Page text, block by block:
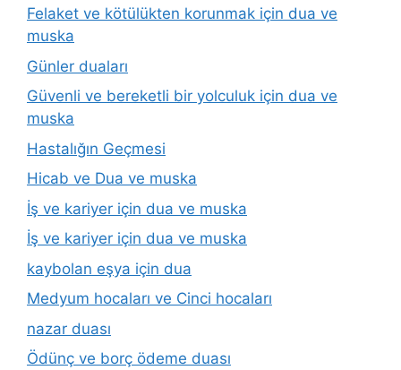
Felaket ve kötülükten korunmak için dua ve
muska
Günler duaları
Güvenli ve bereketli bir yolculuk için dua ve
muska
Hastalığın Geçmesi
Hicab ve Dua ve muska
İş ve kariyer için dua ve muska
İş ve kariyer için dua ve muska
kaybolan eşya için dua
Medyum hocaları ve Cinci hocaları
nazar duası
Ödünç ve borç ödeme duası